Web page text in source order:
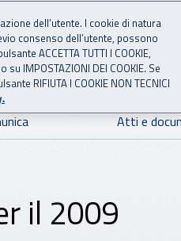
Atti e
il 2009
dell’utente. I cookie di natura
consenso dell’utente, possono
ACCETTA TUTTI I COOKIE,
IMPOSTAZIONI DEI COOKIE. Se
RIFIUTA I COOKIE NON TECNICI